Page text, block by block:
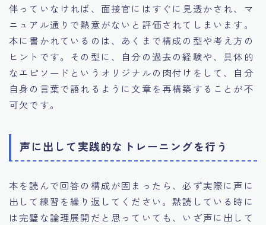
伴っていなければ、面接官にはすぐに見透かされ、マ
ニュアル通りで熱意がないと評価されてしまいます。
本に書かれているのは、あくまで構成の型や考え方の
ヒントです。その型に、自分の過去の経験や、具体的
なエピソードというオリジナルの肉付けをして、自分
自身の言葉で語れるように文章を再構築することが不
可欠です。
声に出して実践的なトレーニングを行う
本を読んで回答の構成が固まったら、必ず実際に声に
出して練習を繰り返してください。黙読している時に
は完璧な論理展開だと思っていても、いざ声に出して